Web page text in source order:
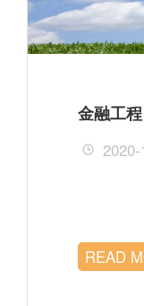
金融工
READ